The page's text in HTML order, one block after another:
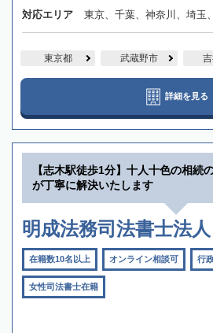
対応エリア 東京、千葉、神奈川、埼玉
東京都 武蔵野市
詳細を見る
【志木駅徒歩1分】十人十色の相続
が丁寧に解決いたします
明成法務司法書士法
在籍数10名以上 オンライン相談可 行
女性司法書士在籍